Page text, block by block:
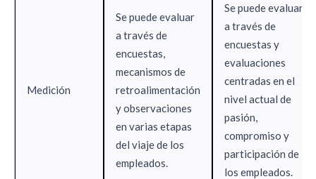
Medición
Se puede evaluar
a través de
encuestas,
mecanismos de
retroalimentación
y observaciones
en varias etapas
del viaje de los
empleados.
Se puede evaluar
a través de
encuestas y
evaluaciones
centradas en el
nivel actual de
pasión,
compromiso y
participación de
los empleados.